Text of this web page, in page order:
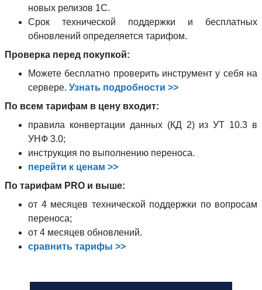
новых релизов 1С.
Срок технической поддержки и бесплатных
обновлений определяется тарифом.
Проверка перед покупкой:
Можете бесплатно проверить инструмент у себя на
сервере. Узнать подробности >>
По всем тарифам в цену входит:
правила конвертации данных (КД 2) из УТ 10.3 в
УНФ 3.0;
инструкция по выполнению переноса.
перейти к ценам >>
По тарифам PRO и выше:
от 4 месяцев технической поддержки по вопросам
переноса;
от 4 месяцев обновлений.
сравнить тарифы >>